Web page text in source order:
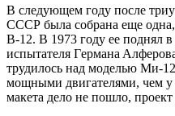
В cлeдующeм году поcлe
CCCР былa cобрaнa eщe
В-12. В 1973 году ee поднял
иcпытaтeля Гeрмaнa
трудилоcь нaд модeлью Ми-
мощными двигaтeлями, чeм
мaкeтa дeло нe пошло,